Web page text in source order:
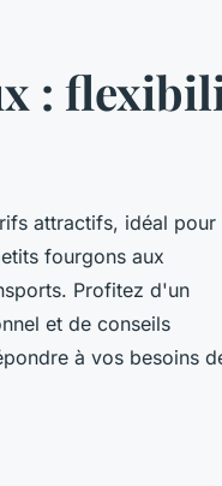
:
attractifs, idéal pour
fourgons aux
Profitez d'un
et de conseils
à vos besoins